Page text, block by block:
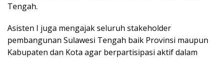
Tengah.
Asisten I juga mengajak seluruh stakeholder
pembangunan Sulawesi Tengah baik Provinsi maupun
Kabupaten dan Kota agar berpartisipasi aktif dalam